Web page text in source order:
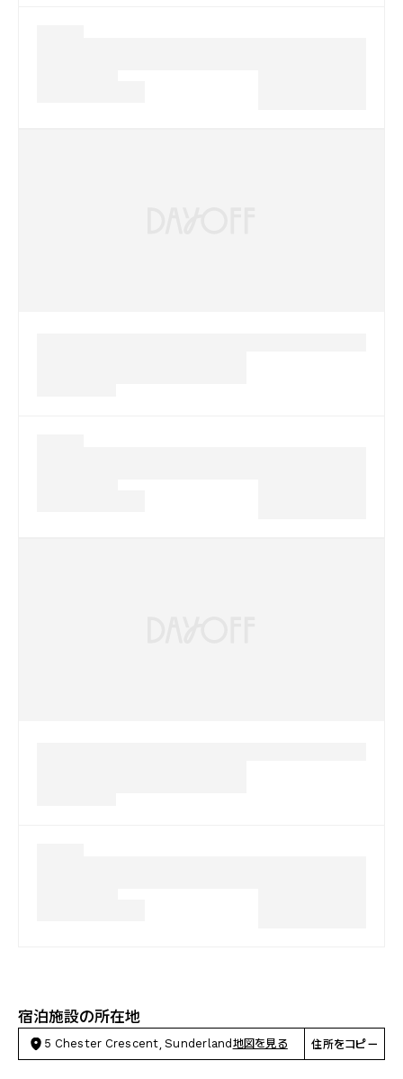
宿泊施設の所在地
5 Chester Crescent, Sunderland 地図を見る 住所をコピー